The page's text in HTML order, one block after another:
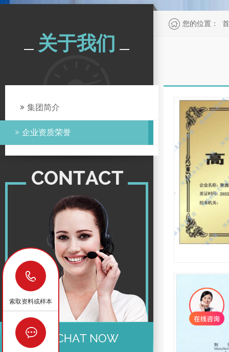
您的位置：
关于我们
集团简介
企业资质荣誉
18629029878
索取资料或样本